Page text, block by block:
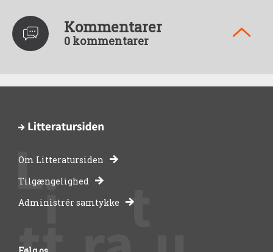
Kommentarer
0 kommentarer
-
bibliotekernes
side
Om Litteratursiden
Tilgængelighed
Administrér samtykke